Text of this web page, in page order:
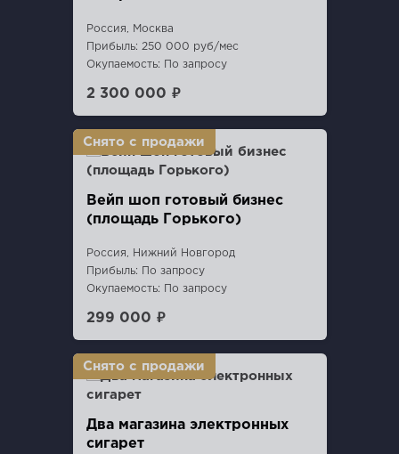
Россия, Москва
Прибыль: 250 000 руб/мес
Окупаемость: По запросу
2 300 000 ₽
Вейп шоп готовый бизнес
(площадь Горького)
Россия, Нижний Новгород
Прибыль: По запросу
Окупаемость: По запросу
299 000 ₽
Два магазина электронных
сигарет